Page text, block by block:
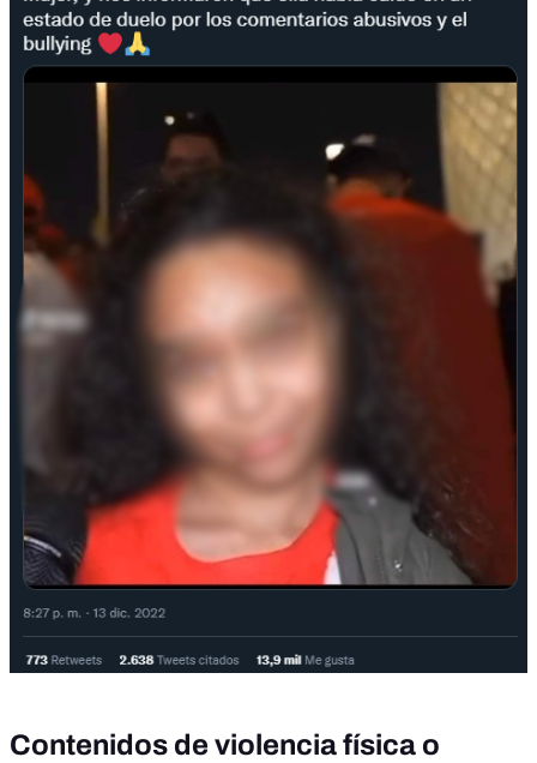
Contenidos de violencia física o